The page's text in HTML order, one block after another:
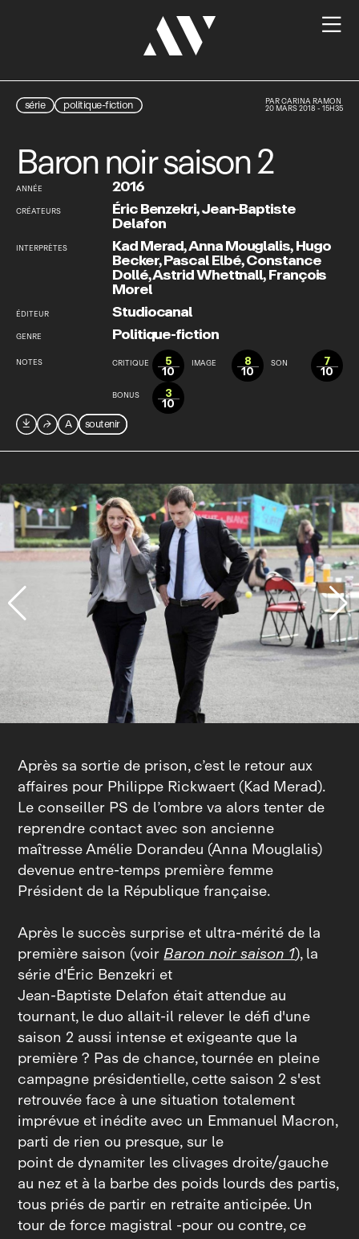

série politique-fiction PARCARINA RAMON
20 MARS 2018 - 15H35
Baron noir saison 2
ANNÉE 2016
CRÉATEURS Éric Benzekri,Jean-Baptiste
Delafon
INTERPRÈTES Kad Merad,Anna Mouglalis,Hugo
Becker,Pascal Elbé,Constance
Dollé,Astrid Whettnall,François
Morel
ÉDITEUR Studiocanal
GENRE Politique-fiction
NOTES CRITIQUE 5
10
IMAGE 8
10
SON 7
10
BONUS 3
10

⮫ A soutenir
Après sa sortie de prison, c’est le retour aux
affaires pour Philippe Rickwaert (Kad Merad).
Le conseiller PS de l’ombre va alors tenter de
reprendre contact avec son ancienne
maîtresse Amélie Dorandeu (Anna Mouglalis)
devenue entre‑temps première femme
Président de la République française.
Après le succès surprise et ultra‑mérité de la
première saison (voirBaron noir saison 1), la
série d'Éric Benzekri et
Jean‑Baptiste Delafon était attendue au
tournant, le duo allait‑il relever le défi d'une
saison 2 aussi intense et exigeante que la
première ? Pas de chance, tournée en pleine
campagne présidentielle, cette saison 2 s'est
retrouvée face à une situation totalement
imprévue et inédite avec un Emmanuel Macron,
parti de rien ou presque, sur le
point de dynamiter les clivages droite/gauche
au nez et à la barbe des poids lourds des partis,
tous priés de partir en retraite anticipée. Un
tour de force magistral ‑pour ou contre, ce